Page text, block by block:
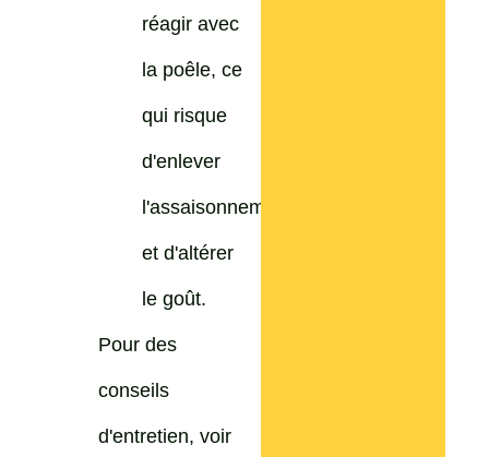
réagir avec
la poêle, ce
qui risque
d'enlever
l'assaisonnement
et d'altérer
le goût.
Pour des
conseils
d'entretien, voir